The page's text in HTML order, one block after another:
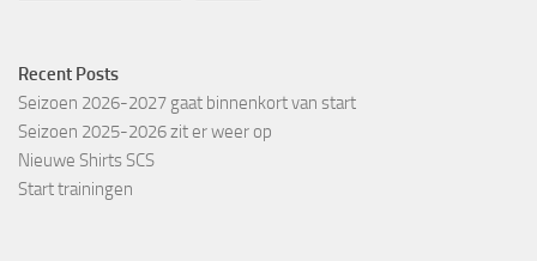
Recent Posts
Seizoen 2026-2027 gaat binnenkort van start
Seizoen 2025-2026 zit er weer op
Nieuwe Shirts SCS
Start trainingen